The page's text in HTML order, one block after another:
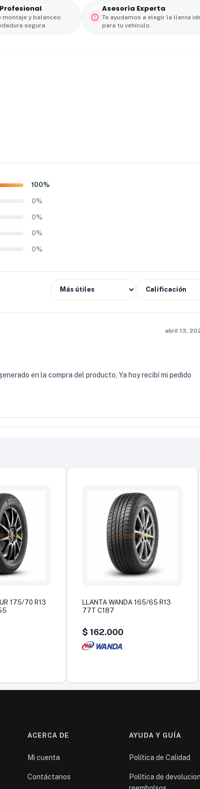
la vida útil del neumático. Además, su diseño
montaje y balanceo
segura.
Asesoría Experta
Te ayudamos a elegir la llanta
para tu vehículo.
100%
0%
0%
0%
0%
abril 13,
en la compra del producto, Ya hoy recibí mi pedido
175/70 R13
LLANTA WANDA 165/65 R13
77T C187
$ 162.000
ACERCA DE
Mi cuenta
Contáctanos
AYUDA Y GUÍA
Política de Calidad
Política de